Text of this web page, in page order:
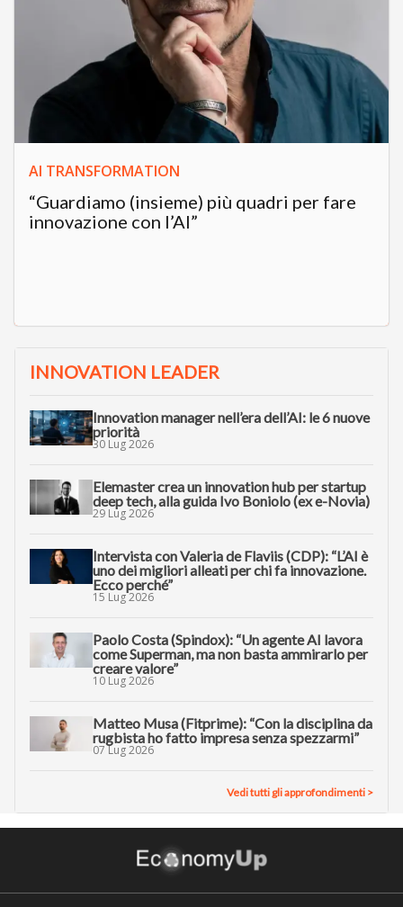
AI TRANSFORMATION
“Guardiamo (insieme) più quadri per fare
innovazione con l’AI”
INNOVATION LEADER
Innovation manager nell’era dell’AI: le 6 nuove
priorità
30 Lug 2026
Elemaster crea un innovation hub per startup
deep tech, alla guida Ivo Boniolo (ex e-Novia)
29 Lug 2026
Intervista con Valeria de Flaviis (CDP): “L’AI è
uno dei migliori alleati per chi fa innovazione.
Ecco perché”
15 Lug 2026
Paolo Costa (Spindox): “Un agente AI lavora
come Superman, ma non basta ammirarlo per
creare valore”
10 Lug 2026
Matteo Musa (Fitprime): “Con la disciplina da
rugbista ho fatto impresa senza spezzarmi”
07 Lug 2026
Vedi tutti gli approfondimenti >